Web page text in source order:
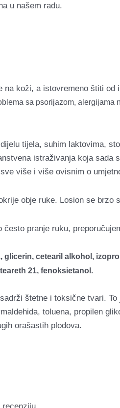
u našem radu.
koži, a istovremeno štiti
sa psorijazom, alergijama
tijela, suhim laktovima,
istraživanja koja sada
više i više ovisnim o
obje ruke. Losion se brzo
pranje ruku,
cetearil alkohol,
21, fenoksietanol.
štetne i toksične tvari.
toluena, propilen
orašastih plodova.